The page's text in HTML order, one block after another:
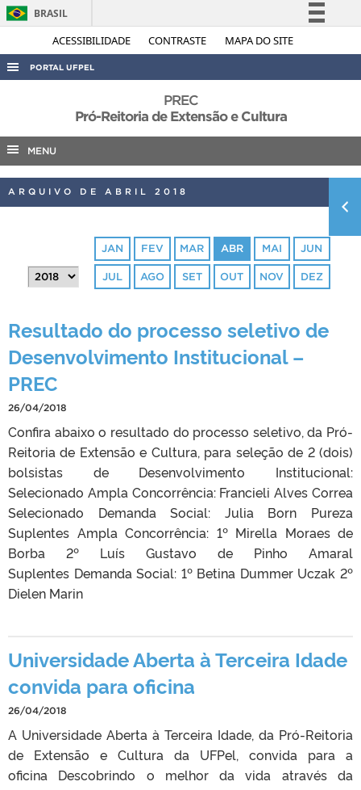
ACESSIBILIDADE CONTRASTE MAPA DO SITE
BRASIL
Simplifique!
Acesso à informação
Legislação
PORTAL UFPEL
AUDITORIA
COBALTO
CONCURSOS
PORTARIAS
PREC
Pró-Reitoria de Extensão e Cultura
MENU
ARQUIVO DE ABRIL 2018
JAN FEV MAR ABR MAI JUN
JUL AGO SET OUT NOV DEZ
Resultado do processo seletivo de
Desenvolvimento Institucional –
PREC
26/04/2018
Confira abaixo o resultado do processo seletivo, da Pró-
Reitoria de Extensão e Cultura, para seleção de 2 (dois)
bolsistas de Desenvolvimento Institucional:
Selecionado Ampla Concorrência: Francieli Alves Correa
Selecionado Demanda Social: Julia Born Pureza
Suplentes Ampla Concorrência: 1º Mirella Moraes de
Borba 2º Luís Gustavo de Pinho Amaral
Suplentes Demanda Social: 1º Betina Dummer Uczak 2º
Dielen Marin
Universidade Aberta à Terceira Idade
convida para oficina
26/04/2018
A Universidade Aberta à Terceira Idade, da Pró-Reitoria
de Extensão e Cultura da UFPel, convida para a
oficina Descobrindo o melhor da vida através da